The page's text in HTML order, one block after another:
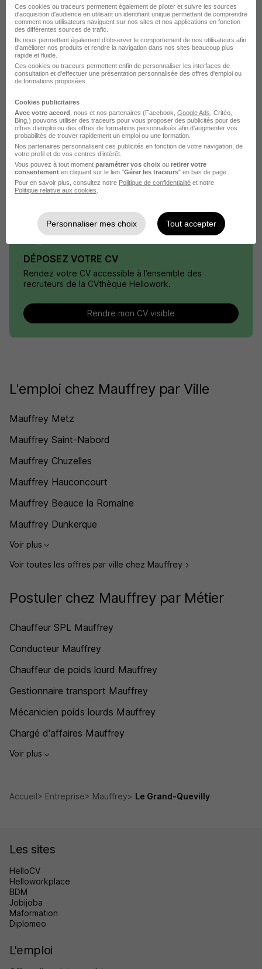
sur 1
Élargissez votre recherche chez
Grand-Quevilly
Entreprise Mauffrey
Emploi Le Grand-Quevilly
Entreprise Le Grand-Quevilly
DÉPOSEZ VOTRE CV
Rendez votre CV accessible à l’ensemble des
recruteurs de la CVthèque Hellowork.
Rendre mon CV visible
L'emploi chez Mauffrey par Ville
Mauffrey Metz
Mauffrey Saint-Nabord
Mauffrey Chuzelles
Mauffrey Hauconcourt
Mauffrey Beauce la Romaine
Mauffrey Dunkerque
Voir plus
Voir toutes les offres par ville chez Mauffrey
Postuler chez Mauffrey par Métier
Chauffeur SPL Mauffrey
Conducteur Mauffrey
Chauffeur de poids lourd Mauffrey
Gestionnaire transport Mauffrey
Mécanicien poids lourds Mauffrey
Chargé d'affaires Mauffrey
Voir plus
Accueil Entreprise Mauffrey Le Grand-Quevilly
Les sites
HelloCV
Helloworkplace
BDM
Jobijoba
Maformation
Diplomeo
L'emploi
Ces cookies ou traceurs permettent également de piloter et suivre les sources
d'acquisition d'audience en utilisant un identifiant unique permettant de comprendre
comment nos utilisateurs naviguent sur nos sites et nos applications en fonction
des différentes sources de trafic.
Ils nous permettent également d’observer le comportement de nos utilisateurs afin
d'améliorer nos produits et rendre la navigation dans nos sites beaucoup plus
rapide et fluide.
Ces cookies ou traceurs permettent enfin de personnaliser les interfaces de
consultation et d'effectuer une présentation personnalisée des offres d'emploi ou
de formations proposées.
Cookies publicitaires
Avec votre accord , nous et nos partenaires (Facebook, Google Ads , Critéo,
Bing,) pouvons utiliser des traceurs pour vous proposer des publicités pour des
offres d’emploi ou des offres de formations personnalisés afin d’augmenter vos
probabilités de trouver rapidement un emploi ou une formation.
Nos partenaires personnalisent ces publicités en fonction de votre navigation, de
votre profil et de vos centres d’intérêt.
Vous pouvez à tout moment paramétrer vos choix ou retirer votre
consentement en cliquant sur le lien "Gérer les traceurs" en bas de page.
Pour en savoir plus, consultez notre Politique de confidentialité et notre
Politique relative aux cookies
Personnaliser mes choix Tout accepter